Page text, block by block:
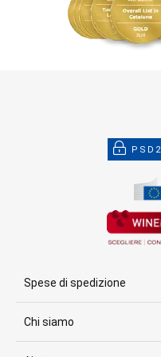
PSD2
Spese di spedizione
Chi siamo